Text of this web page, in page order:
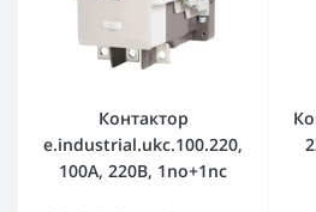
Контактор
e.industrial.ukc.100.220,
100А, 220В, 1no+1nc